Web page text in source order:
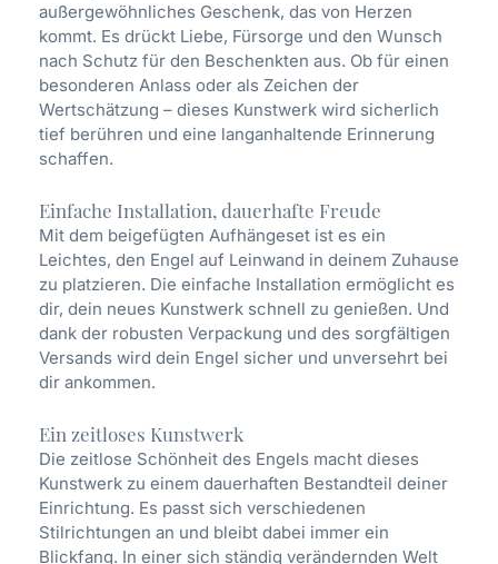
außergewöhnliches Geschenk, das von Herzen
kommt. Es drückt Liebe, Fürsorge und den Wunsch
nach Schutz für den Beschenkten aus. Ob für einen
besonderen Anlass oder als Zeichen der
Wertschätzung – dieses Kunstwerk wird sicherlich
tief berühren und eine langanhaltende Erinnerung
schaffen.
Einfache Installation, dauerhafte Freude
Mit dem beigefügten Aufhängeset ist es ein
Leichtes, den Engel auf Leinwand in deinem Zuhause
zu platzieren. Die einfache Installation ermöglicht es
dir, dein neues Kunstwerk schnell zu genießen. Und
dank der robusten Verpackung und des sorgfältigen
Versands wird dein Engel sicher und unversehrt bei
dir ankommen.
Ein zeitloses Kunstwerk
Die zeitlose Schönheit des Engels macht dieses
Kunstwerk zu einem dauerhaften Bestandteil deiner
Einrichtung. Es passt sich verschiedenen
Stilrichtungen an und bleibt dabei immer ein
Blickfang. In einer sich ständig verändernden Welt